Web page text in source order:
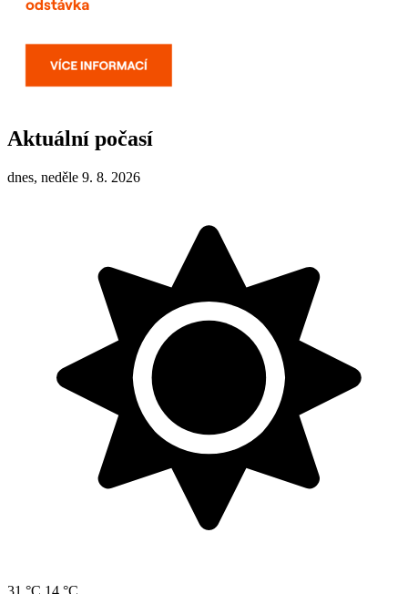
Aktuální počasí
dnes, neděle 9. 8. 2026